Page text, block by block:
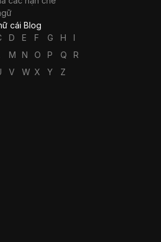
cái Blog
D E F G H
I
M N O P Q
R
V W X Y
Z